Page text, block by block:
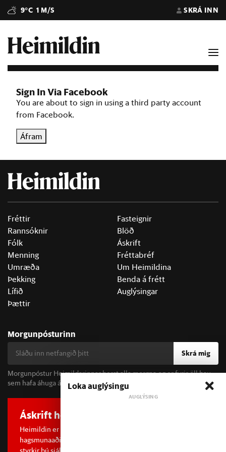
9°C 1 M/S SKRÁ INN
Sign In Via Facebook
You are about to sign in using a third party account
from Facebook.
Áfram
Fréttir
Rannsóknir
Fólk
Menning
Umræða
Þekking
Lífið
Þættir
Fasteignir
Blöð
Áskrift
Fréttabréf
Um Heimildina
Benda á frétt
Auglýsingar
Morgunpósturinn
Skrá mig
Morgunpóstur Heimildarinnar berst alla morgna og er fyrir öll þau
sem hafa áhuga á fréttum og þjóðfélagsumræðu.
Áskrift hefur áhrif
Heimildin er í dreifðu eignarhaldi og óháð
hagsmunaaðilum. Með því að kaupa áskrift að Heimildinni
Loka auglýsingu